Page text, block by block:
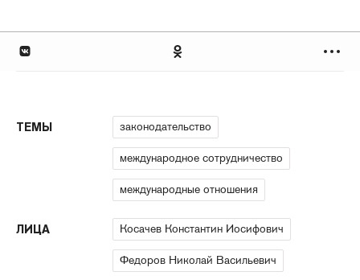
ТЕМЫ законодательство
международное сотрудничество
международные отношения
ЛИЦА Косачев Константин Иосифович
Федоров Николай Васильевич